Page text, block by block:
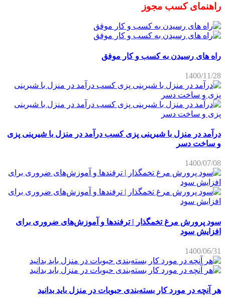
راهنمای کسب مجوز
راه های رسیدن به کسب و کار موفق
1400/11/28
درآمد در منزل با شیرینی پزی کسب درآمد در منزل با شیرینی پزی
و ساخت دسر
1400/07/08
سود پرورش مرغ تخمگذار | ترفندها و آموزش‌های ضروری برای
افزایش سود
1400/06/31
هر آنچه در مورد کار بسته‌بندی حبوبات در منزل باید بدانید